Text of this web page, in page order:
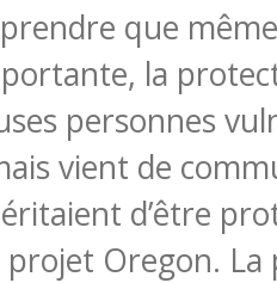
que
la
personnes
vient de
d’être
Oregon. La